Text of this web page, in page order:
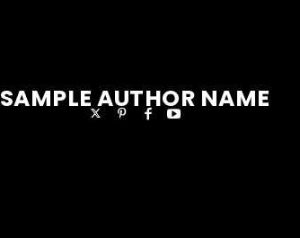
SAMPLE AUTHOR NAME